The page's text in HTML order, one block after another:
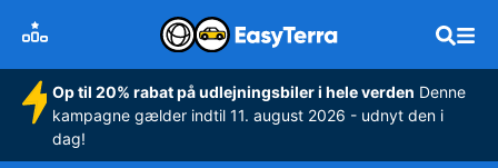
Op til 20% rabat på udlejningsbiler i hele verden Denne
kampagne gælder indtil 11. august 2026 - udnyt den i
dag!